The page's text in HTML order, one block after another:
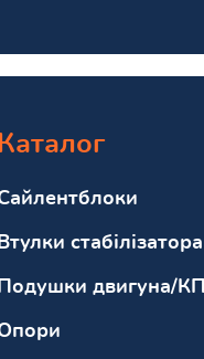
стабілізатора
двигуна/